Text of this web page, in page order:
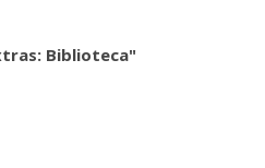
Biblioteca"